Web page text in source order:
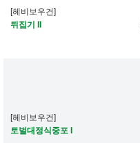
[헤비보우건]
뒤집기 II
[헤비보우건]
토벌대정식중포 I